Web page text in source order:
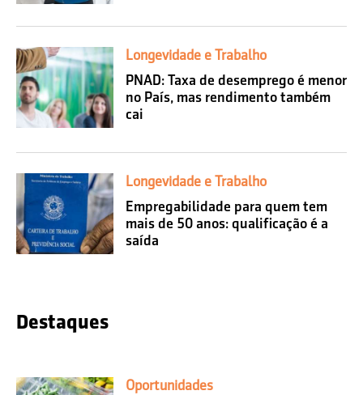
Longevidade e Trabalho
PNAD: Taxa de desemprego é menor
no País, mas rendimento também
cai
Longevidade e Trabalho
Empregabilidade para quem tem
mais de 50 anos: qualificação é a
saída
Destaques
Oportunidades